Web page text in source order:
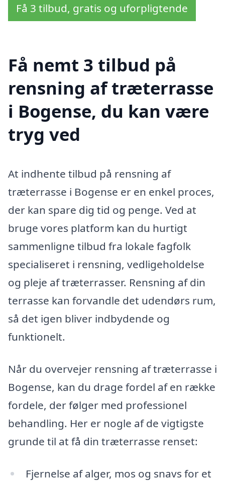
Få 3 tilbud, gratis og uforpligtende
Få nemt 3 tilbud på
rensning af træterrasse
i Bogense, du kan være
tryg ved
At indhente tilbud på rensning af
træterrasse i Bogense er en enkel proces,
der kan spare dig tid og penge. Ved at
bruge vores platform kan du hurtigt
sammenligne tilbud fra lokale fagfolk
specialiseret i rensning, vedligeholdelse
og pleje af træterrasser. Rensning af din
terrasse kan forvandle det udendørs rum,
så det igen bliver indbydende og
funktionelt.
Når du overvejer rensning af træterrasse i
Bogense, kan du drage fordel af en række
fordele, der følger med professionel
behandling. Her er nogle af de vigtigste
grunde til at få din træterrasse renset:
Fjernelse af alger, mos og snavs for et